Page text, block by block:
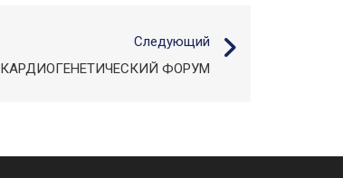
Следующий
КАРДИОГЕНЕТИЧЕСКИЙ ФОРУМ